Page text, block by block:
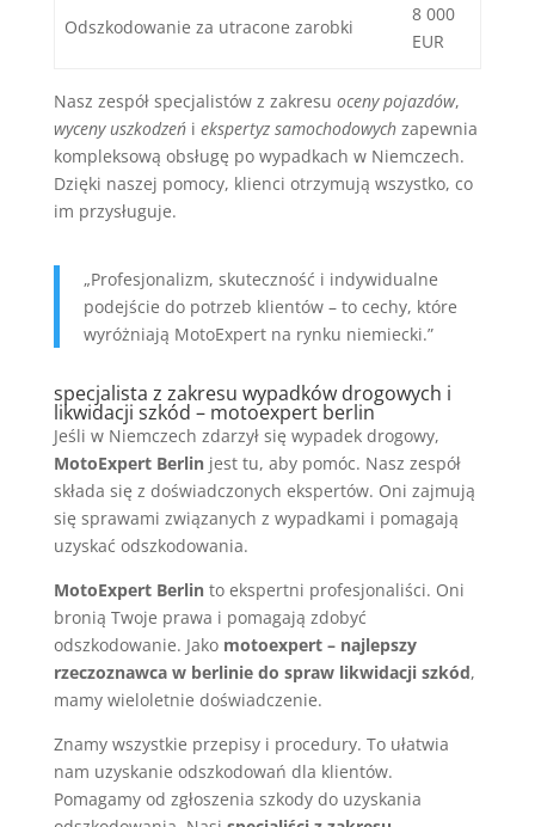
Odszkodowanie za utracone zarobki
8 000
EUR
Nasz zespół specjalistów z zakresu oceny pojazdów,
wyceny uszkodzeńi ekspertyz samochodowychzapewnia
kompleksową obsługę po wypadkach w Niemczech.
Dzięki naszej pomocy, klienci otrzymują wszystko, co
im przysługuje.
„Profesjonalizm, skuteczność i indywidualne
podejście do potrzeb klientów – to cechy, które
wyróżniają MotoExpert na rynku niemiecki.”
specjalista z zakresu wypadków drogowych i
likwidacji szkód – motoexpert berlin
Jeśli w Niemczech zdarzył się wypadek drogowy,
MotoExpert Berlinjest tu, aby pomóc. Nasz zespół
składa się z doświadczonych ekspertów. Oni zajmują
się sprawami związanych z wypadkami i pomagają
uzyskać odszkodowania.
MotoExpert Berlinto ekspertni profesjonaliści. Oni
bronią Twoje prawa i pomagają zdobyć
odszkodowanie. Jako motoexpert – najlepszy
rzeczoznawca w berlinie do spraw likwidacji szkód,
mamy wieloletnie doświadczenie.
Znamy wszystkie przepisy i procedury. To ułatwia
nam uzyskanie odszkodowań dla klientów.
Pomagamy od zgłoszenia szkody do uzyskania